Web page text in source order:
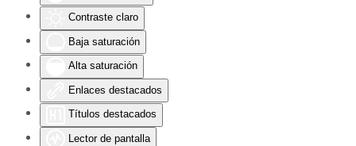
Contraste claro
Baja saturación
Alta saturación
Enlaces destacados
Títulos destacados
Lector de pantalla